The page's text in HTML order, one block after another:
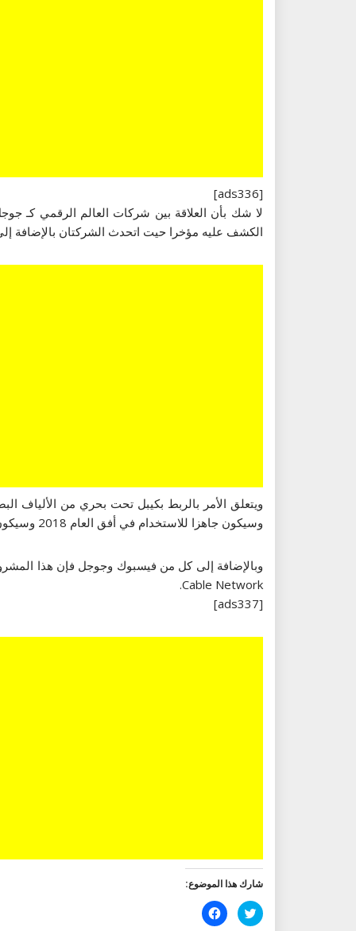
[ads336]
لا شك بأن العلاقة بين شركات العالم الرقمي كـ
الكشف عليه مؤخرا حيت اتحدث الشركتان بالإضافة
وسيكون جاهزا للاستخدام في أفق العام 2018 وسيكون بعرض نطاق يصل إلى 120 تيرابايت في الثانية.
Cable Network.
[ads337]
شارك هذا الموضوع:
اضغط
للمشاركة
انقر
للمشاركة